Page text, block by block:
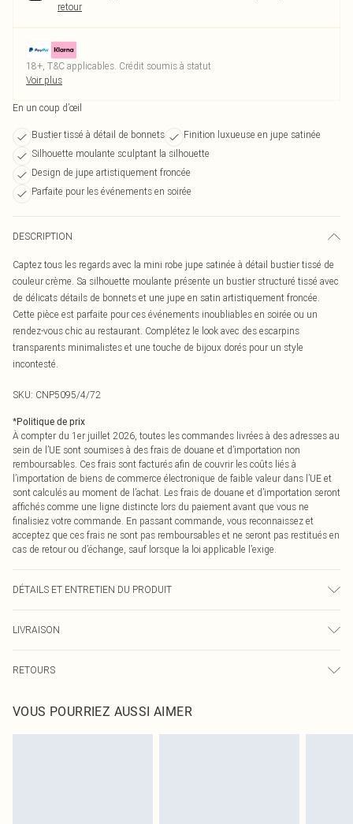
retour
18+, T&C applicables. Crédit soumis à statut
Voir plus
En un coup d’œil
Bustier tissé à détail de bonnets
Finition luxueuse en jupe satinée
Silhouette moulante sculptant la silhouette
Design de jupe artistiquement froncée
Parfaite pour les événements en soirée
DESCRIPTION
Captez tous les regards avec la mini robe jupe satinée à détail bustier tissé de
couleur crème. Sa silhouette moulante présente un bustier structuré tissé avec
de délicats détails de bonnets et une jupe en satin artistiquement froncée.
Cette pièce est parfaite pour ces événements inoubliables en soirée ou un
rendez-vous chic au restaurant. Complétez le look avec des escarpins
transparents minimalistes et une touche de bijoux dorés pour un style
incontesté.
SKU: CNP5095/4/72
*Politique de prix
À compter du 1er juillet 2026, toutes les commandes livrées à des adresses au
sein de l’UE sont soumises à des frais de douane et d’importation non
remboursables. Ces frais sont facturés afin de couvrir les coûts liés à
l’importation de biens de commerce électronique de faible valeur dans l’UE et
sont calculés au moment de l’achat. Les frais de douane et d’importation seront
affichés comme une ligne distincte lors du paiement avant que vous ne
finalisiez votre commande. En passant commande, vous reconnaissez et
acceptez que ces frais ne sont pas remboursables et ne seront pas restitués en
cas de retour ou d’échange, sauf lorsque la loi applicable l’exige.
DÉTAILS ET ENTRETIEN DU PRODUIT
déteindre.
LIVRAISON
Livraison express France
Jusqu'à 2-3 jours ouvrables
RETOURS
pour nous retourner un article.
Veuillez noter que nous ne pouvons pas rembourser les masques tendance, les
VOUS POURRIEZ AUSSI AIMER